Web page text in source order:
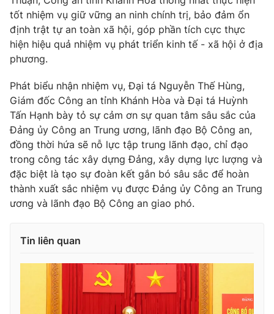
Cơ quan chủ quản:
Đài Truyền hình Việt Nam
Cơ quan báo chí:
cấp ngày 29/12/2023
Tổng Biên tập:Vũ Thanh Thủy
Phó Tổng Biên tập: Nguyễn Thị Mỹ Hạnh, Phạm Quốc Thắng,
Nguyễn Trọng Ninh
Tổng đài VTV:024.38 355 931 - 024.38 355 932
Ðiện thoại Thời báo VTV:024.66 897 897
Email:
toasoan@vtv.vn
Liên hệ quảng cáo: 024-7300.7108
tốt nhiệm vụ giữ vững an ninh chính trị, bảo đảm ổn
định trật tự an toàn xã hội, góp phần tích cực thực
hiện hiệu quả nhiệm vụ phát triển kinh tế - xã hội ở địa
phương.
Phát biểu nhận nhiệm vụ, Đại tá Nguyễn Thế Hùng,
Giám đốc Công an tỉnh Khánh Hòa và Đại tá Huỳnh
Tấn Hạnh bày tỏ sự cảm ơn sự quan tâm sâu sắc của
Đảng ủy Công an Trung ương, lãnh đạo Bộ Công an,
đồng thời hứa sẽ nỗ lực tập trung lãnh đạo, chỉ đạo
trong công tác xây dựng Đảng, xây dựng lực lượng và
đặc biệt là tạo sự đoàn kết gắn bó sâu sắc để hoàn
thành xuất sắc nhiệm vụ được Đảng ủy Công an Trung
ương và lãnh đạo Bộ Công an giao phó.
Tin liên quan